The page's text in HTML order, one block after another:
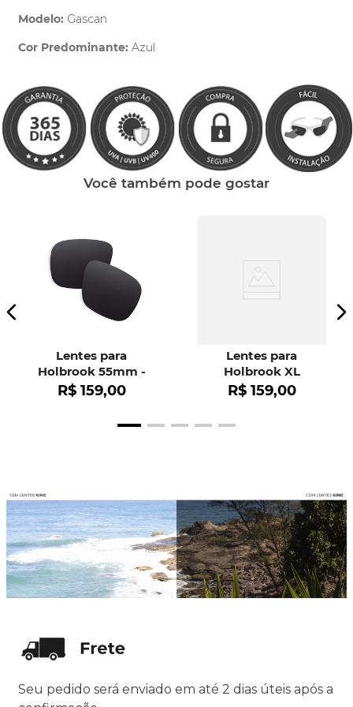
Modelo: Gascan
Cor Predominante: Azul
Você também pode gostar
Lentes para
Holbrook 55mm -
OO9102
R$ 159,00
Lentes para
Holbrook XL
R$ 159,00
Seu pedido será enviado em até 2 dias úteis após a